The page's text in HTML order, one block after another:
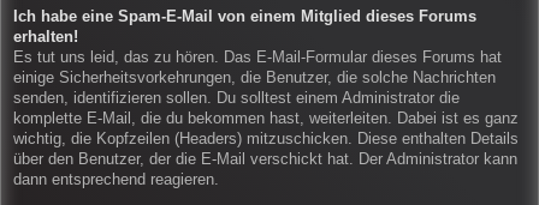
Ich habe eine Spam-E-Mail von einem Mitglied dieses Forums
erhalten!
Es tut uns leid, das zu hören. Das E-Mail-Formular dieses Forums hat
einige Sicherheitsvorkehrungen, die Benutzer, die solche Nachrichten
senden, identifizieren sollen. Du solltest einem Administrator die
komplette E-Mail, die du bekommen hast, weiterleiten. Dabei ist es ganz
wichtig, die Kopfzeilen (Headers) mitzuschicken. Diese enthalten Details
über den Benutzer, der die E-Mail verschickt hat. Der Administrator kann
dann entsprechend reagieren.